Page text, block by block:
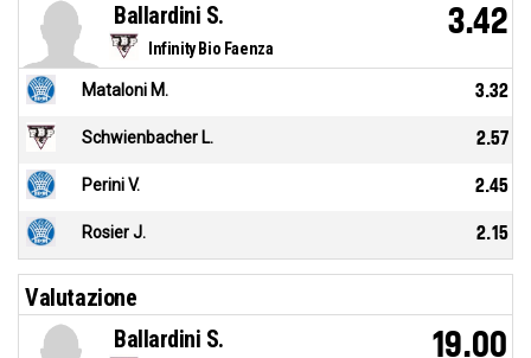
Infinity Bio Faenza
Ballardini S. 3.42
Mataloni M. 3.32
Schwienbacher L. 2.57
Perini V. 2.45
Rosier J. 2.15
Valutazione
Ballardini S. 19.00